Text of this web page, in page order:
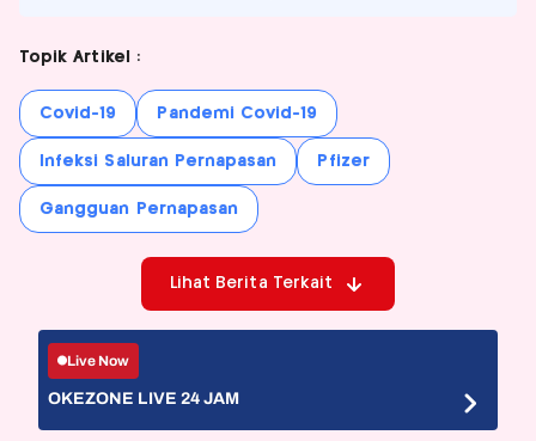
Topik Artikel :
Covid-19 Pandemi Covid-19
Infeksi Saluran Pernapasan Pfizer
Gangguan Pernapasan
Lihat Berita Terkait
Live Now
OKEZONE LIVE 24 JAM